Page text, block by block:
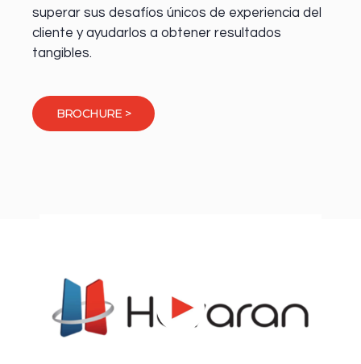
superar sus desafíos únicos de experiencia del
cliente y ayudarlos a obtener resultados
tangibles.
BROCHURE >